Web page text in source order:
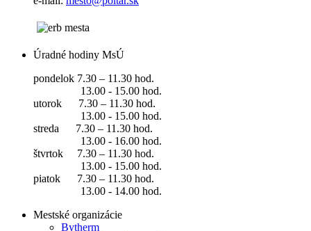
Úradné hodiny MsÚ
pondelok 7.30 – 11.30 hod.
13.00 - 15.00 hod.
utorok 7.30 – 11.30 hod.
13.00 - 15.00 hod.
streda 7.30 – 11.30 hod.
13.00 - 16.00 hod.
štvrtok 7.30 – 11.30 hod.
13.00 - 15.00 hod.
piatok 7.30 – 11.30 hod.
13.00 - 14.00 hod.
Mestské organizácie
Bytherm